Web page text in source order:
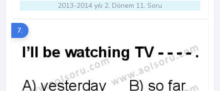
2013-2014 yılı 2. Dönem 11. Soru
7.